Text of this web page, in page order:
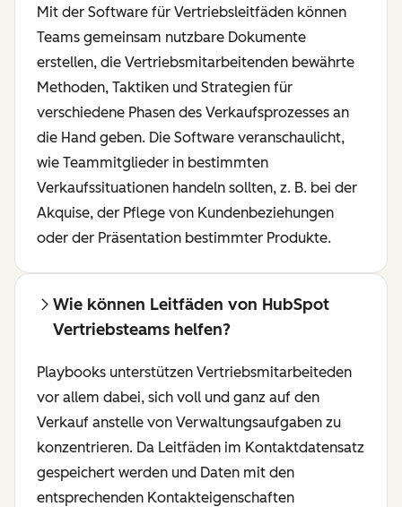
Mit der Software für Vertriebsleitfäden können
Teams gemeinsam nutzbare Dokumente
erstellen, die Vertriebsmitarbeitenden bewährte
Methoden, Taktiken und Strategien für
verschiedene Phasen des Verkaufsprozesses an
die Hand geben. Die Software veranschaulicht,
wie Teammitglieder in bestimmten
Verkaufssituationen handeln sollten, z. B. bei der
Akquise, der Pflege von Kundenbeziehungen
oder der Präsentation bestimmter Produkte.
Wie können Leitfäden von HubSpot
Vertriebsteams helfen?
Playbooks unterstützen Vertriebsmitarbeiteden
vor allem dabei, sich voll und ganz auf den
Verkauf anstelle von Verwaltungsaufgaben zu
konzentrieren. Da Leitfäden im Kontaktdatensatz
gespeichert werden und Daten mit den
entsprechenden Kontakteigenschaften